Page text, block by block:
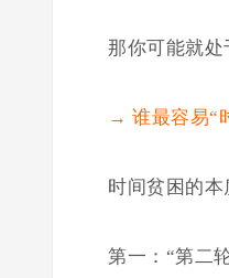
那你可能就处
→ 谁最容易“
时间贫困的
第一：“第二